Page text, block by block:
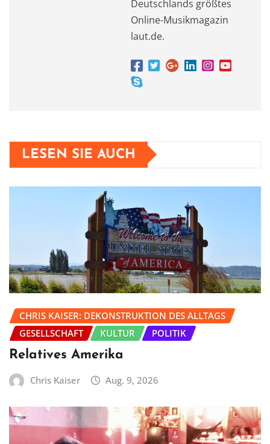
Deutschlands größtes
Online-Musikmagazin
laut.de.
LESEN SIE AUCH
CHRIS KAISER: DEKONSTRUKTION DES ALLTAGS
GESELLSCHAFT
KULTUR POLITIK
Relatives Amerika
Chris Kaiser Aug. 9, 2026